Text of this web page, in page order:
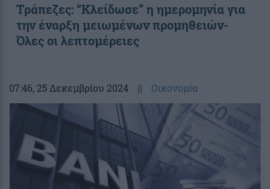
Τράπεζες: “Κλείδωσε” η ημερομηνία για
την έναρξη μειωμένων προμηθειών-
Όλες οι λεπτομέρειες
07:46, 25 Δεκεμβρίου 2024 || Οικονομία